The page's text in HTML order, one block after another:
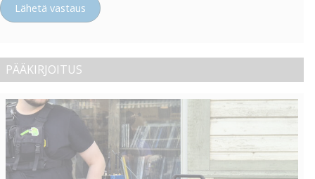
Lähetä vastaus
PÄÄKIRJOITUS